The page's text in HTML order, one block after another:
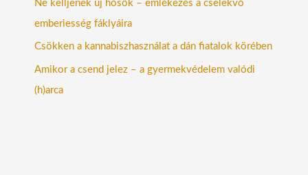
Ne kelljenek új hősök – emlékezés a cselekvő
emberiesség fáklyáira
Csökken a kannabiszhasználat a dán fiatalok körében
Amikor a csend jelez – a gyermekvédelem valódi
(h)arca